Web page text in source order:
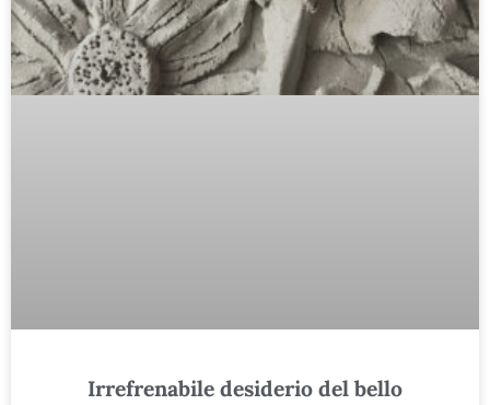
Irrefrenabile desiderio del bello